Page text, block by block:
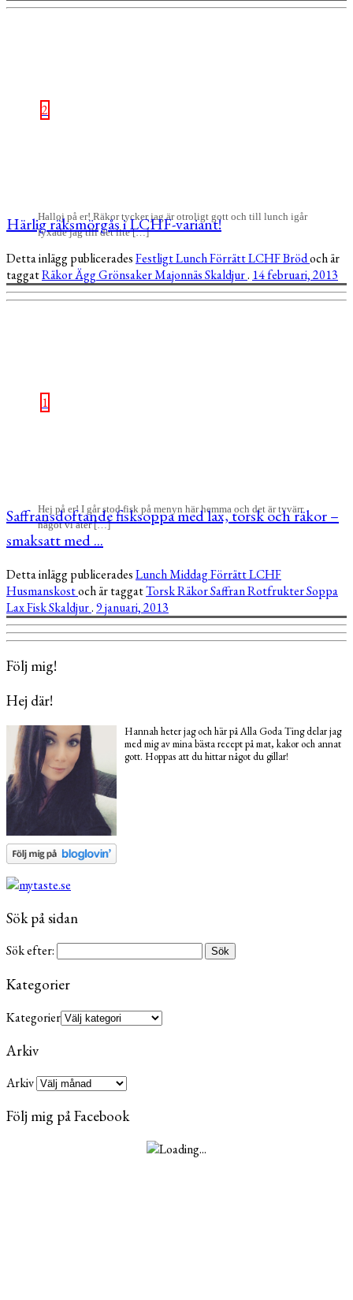
2
Halloj på er! Räkor tycker jag är otroligt gott och till lunch igår
lyxade jag till det lite […]
Härlig räksmörgås i LCHF-variant!
Detta inlägg publiceradesFestligtLunchFörrättLCHFBrödoch är
taggatRäkorÄggGrönsakerMajonnäsSkaldjur. 14 februari, 2013
1
Hej på er! I går stod fisk på menyn här hemma och det är tyvärr
något vi äter […]
Saffransdoftande fisksoppa med lax, torsk och räkor –
smaksatt med ...
Detta inlägg publiceradesLunchMiddagFörrättLCHF
Husmanskostoch är taggatTorskRäkorSaffranRotfrukterSoppa
LaxFiskSkaldjur.9 januari, 2013
Följ mig!
Hej där!
Hannah heter jag och här på Alla Goda Ting delar jag
med mig av mina bästa recept på mat, kakor och annat
gott. Hoppas att du hittar något du gillar!
Sök på sidan
Sök efter:
Kategorier
Kategorier
Arkiv
Arkiv
Följ mig på Facebook